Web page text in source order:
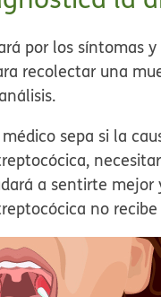
por los síntomas
recolectar una
sepa si la
a sentirte
no